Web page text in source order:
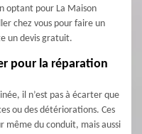
optant pour La Maison
chez vous pour faire un
un devis gratuit.
pour la réparation
il n’est pas à écarter que
ou des détériorations. Ces
même du conduit, mais aussi